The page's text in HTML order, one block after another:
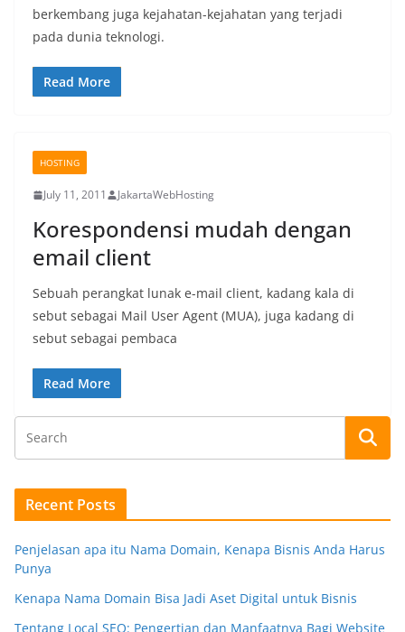
berkembang juga kejahatan-kejahatan yang terjadi
pada dunia teknologi.
Read More
HOSTING
July 11, 2011 JakartaWebHosting
Korespondensi mudah dengan
email client
Sebuah perangkat lunak e-mail client, kadang kala di
sebut sebagai Mail User Agent (MUA), juga kadang di
sebut sebagai pembaca
Read More
Recent Posts
Penjelasan apa itu Nama Domain, Kenapa Bisnis Anda Harus
Punya
Kenapa Nama Domain Bisa Jadi Aset Digital untuk Bisnis
Tentang Local SEO: Pengertian dan Manfaatnya Bagi Website